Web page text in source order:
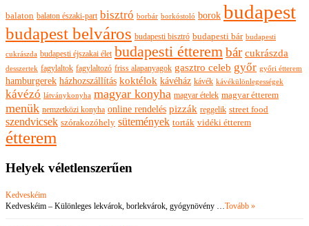
balaton balaton északi-part bisztró borbár borkóstoló borok budapest
budapest belváros budapesti bisztró budapesti bár budapesti
cukrászda budapesti éjszakai élet budapesti étterembár cukrászda
desszertek fagylaltok fagylaltozó friss alapanyagok gasztro celeb győr győri étterem
hamburgerek házhozszállítás koktélok kávéház kávék kávékülönlegességek
kávézó látványkonyha magyar konyha magyar ételek magyar étterem
menük nemzetközi konyha online rendelés pizzák reggelik street food
szendvicsek szórakozóhely sütemények torták vidéki étterem
étterem
Helyek véletlenszerűen
Kedveskéim
Kedveskéim – Különleges lekvárok, borlekvárok, gyógynövény … Tovább »